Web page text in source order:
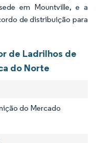
em Mountville, e a
de distribuição para
de Ladrilhos de
do Norte
do Mercado